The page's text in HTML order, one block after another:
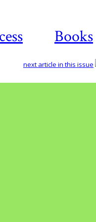
Books
next article in this issue